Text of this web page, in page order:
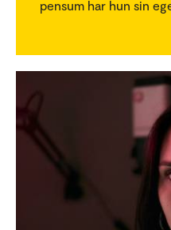
pensum har hun sin